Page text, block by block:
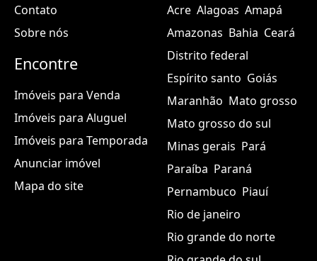
Contato
Sobre nós
Encontre
Imóveis para Venda
Imóveis para Aluguel
Imóveis para Temporada
Anunciar imóvel
Mapa do site
Acre Alagoas Amapá
Amazonas Bahia Ceará
Distrito federal
Espírito santo Goiás
Maranhão Mato grosso
Mato grosso do sul
Minas gerais Pará
Paraíba Paraná
Pernambuco Piauí
Rio de janeiro
Rio grande do norte